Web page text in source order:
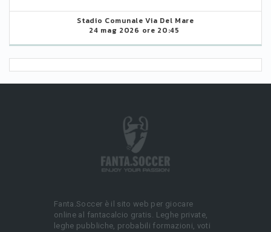
Stadio Comunale Via Del Mare
24 mag 2026 ore 20:45
Fanta.Soccer è il sito web per giocare
online al fantacalcio gratis. Leghe private,
leghe pubbliche, probabili formazioni, voti